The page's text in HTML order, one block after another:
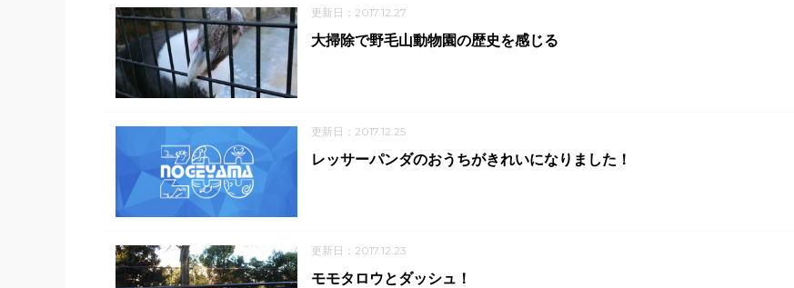
更新日：2017.12.27
大掃除で野毛山動物園の歴史を感じる
更新日：2017.12.25
レッサーパンダのおうちがきれいになりました！
更新日：2017.12.23
モモタロウとダッシュ！